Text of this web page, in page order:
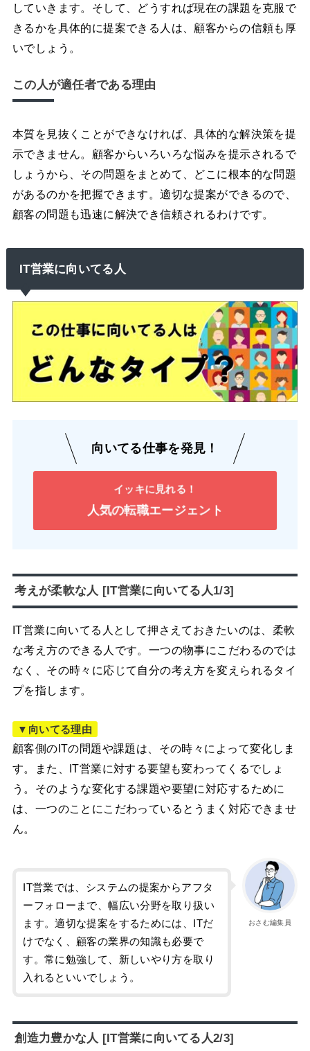
していきます。そして、どうすれば現在の課題を克服で
きるかを具体的に提案できる人は、顧客からの信頼も厚
いでしょう。
この人が適任者である理由
本質を見抜くことができなければ、具体的な解決策を提
示できません。顧客からいろいろな悩みを提示されるで
しょうから、その問題をまとめて、どこに根本的な問題
があるのかを把握できます。適切な提案ができるので、
顧客の問題も迅速に解決でき信頼されるわけです。
IT営業に向いてる人
向いてる仕事を発見！
イッキに見れる！
人気の転職エージェント
考えが柔軟な人 [IT営業に向いてる人1/3]
IT営業に向いてる人として押さえておきたいのは、柔軟
な考え方のできる人です。一つの物事にこだわるのでは
なく、その時々に応じて自分の考え方を変えられるタイ
プを指します。
▼向いてる理由
顧客側のITの問題や課題は、その時々によって変化しま
す。また、IT営業に対する要望も変わってくるでしょ
う。そのような変化する課題や要望に対応するために
は、一つのことにこだわっているとうまく対応できませ
ん。
おさむ編集員
IT営業では、システムの提案からアフタ
ーフォローまで、幅広い分野を取り扱い
ます。適切な提案をするためには、ITだ
けでなく、顧客の業界の知識も必要で
す。常に勉強して、新しいやり方を取り
入れるといいでしょう。
創造力豊かな人 [IT営業に向いてる人2/3]